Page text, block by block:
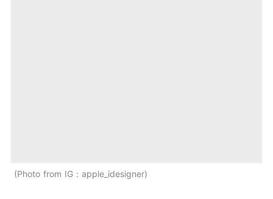
Photo from IG：apple_idesigner